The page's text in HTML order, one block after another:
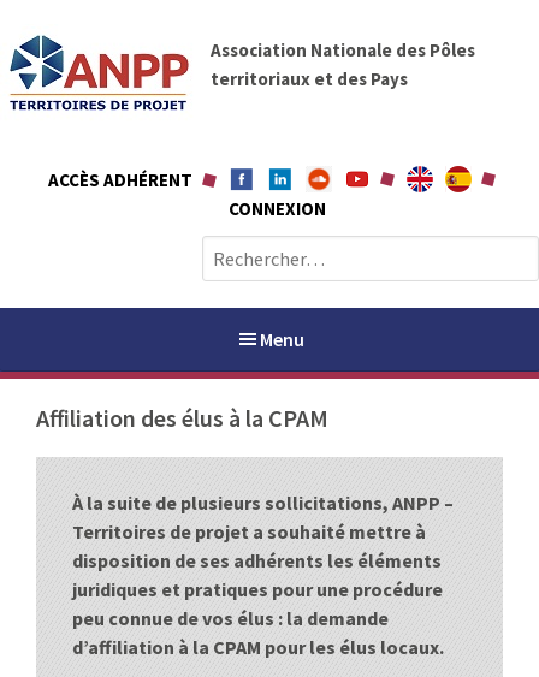
t
A
N
P
P
Association Nationale des Pôles
territoriaux et des Pays
ACCÈS ADHÉRENT
CONNEXION
e
c
c
h
r
:
Menu
PAYS / PETR
RENCONTRES
PUBLICATIONS
Affiliation des élus à la CPAM
À la suite de plusieurs sollicitations, ANPP –
Territoires de projet a souhaité mettre à
disposition de ses adhérents les éléments
juridiques et pratiques pour une procédure
peu connue de vos élus : la demande
d’affiliation à la CPAM pour les élus locaux.